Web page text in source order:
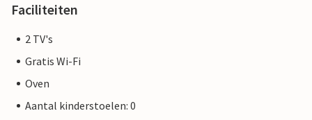
Faciliteiten
2 TV's
Gratis Wi-Fi
Oven
Aantal kinderstoelen: 0